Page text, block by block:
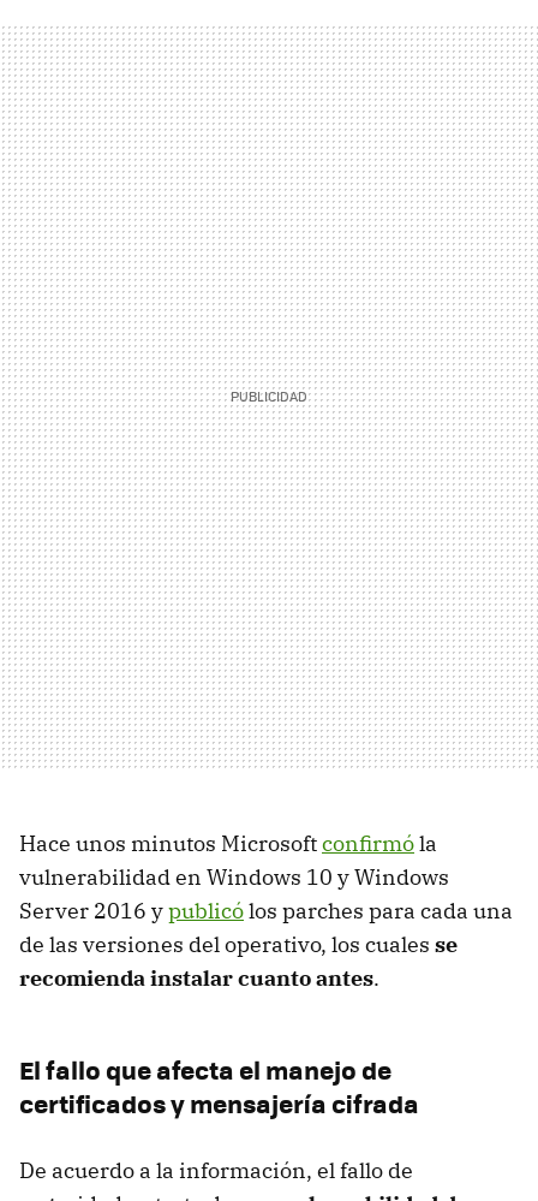
Hace unos minutos Microsoftconfirmóla
vulnerabilidad en Windows 10 y Windows
Server 2016 ypublicólos parches para cada una
de las versiones del operativo, los cuales se
recomienda instalar cuanto antes.
El fallo que afecta el manejo de
certificados y mensajería cifrada
De acuerdo a la información, el fallo de